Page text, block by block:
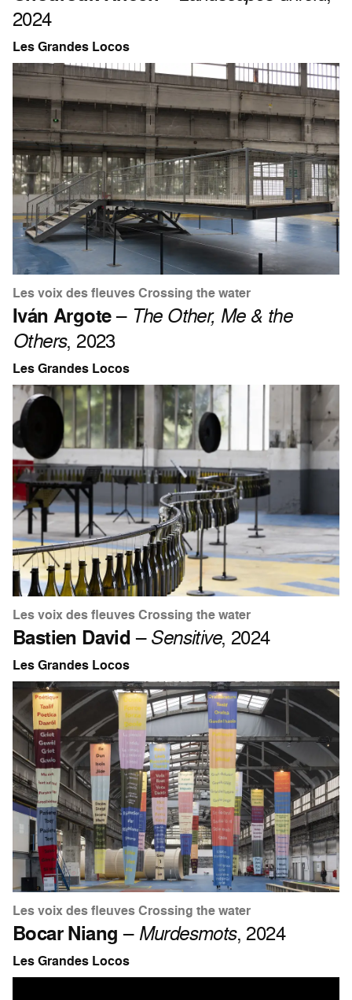
2024
Les Grandes Locos
Les voix des fleuves Crossing the water
Iván Argote– The Other, Me & the
Others, 2023
Les Grandes Locos
Les voix des fleuves Crossing the water
Bastien David –Sensitive, 2024
Les Grandes Locos
Les voix des fleuves Crossing the water
Bocar Niang – Murdesmots, 2024
Les Grandes Locos